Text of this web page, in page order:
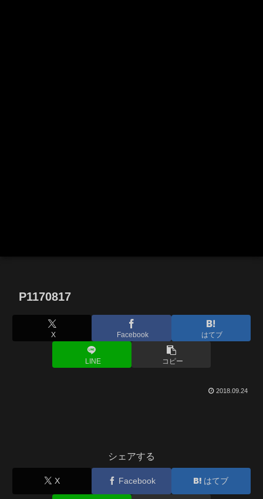
P1170817
X Facebook はてブ
LINE コピー
2018.09.24
シェアする
X Facebook はてブ